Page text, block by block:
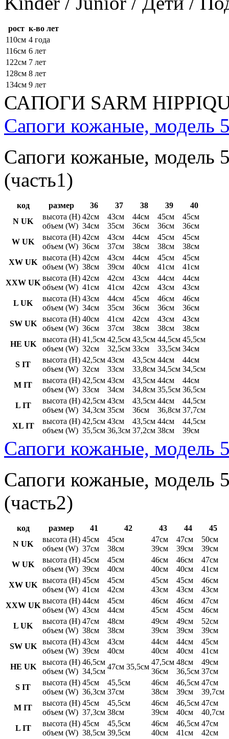
рост к-во лет
110см 4 года
116см 6 лет
122см 7 лет
128см 8 лет
134см 9 лет
САПОГИ SARM
Сапоги кожаные, модель
Сапоги кожаные, модель
(часть1)
код размер 36 37 38 39
40
N UK
высота (H)
объем (W)
42см
34см
43см
35см
44см
36см
45см
36см
45см
36см
W UK
высота (H)
объем (W)
42см
36см
43см
37см
44см
38см
45см
38см
45см
38см
XW UK
высота (H)
объем (W)
42см
38см
43см
39см
44см
40см
45см
41см
45см
41см
XXW UK
высота (H)
объем (W)
42см
41см
42см
41см
43см
42см
44см
43см
44см
43см
L UK
высота (H)
объем (W)
43см
34см
44см
35см
45см
36см
46см
36см
46см
36см
SW UK
высота (H)
объем (W)
40см
36см
41см
37см
42см
38см
43см
38см
43см
38см
HE UK
высота (H)
объем (W)
41,5см
32см
42,5см
32,5см
43,5см
33см
44,5см
33,5см
45,5см
34см
S IT
высота (H)
объем (W)
42,5см
32см
43см
33см
43,5см
33,8см
44см
34,5см
44см
34,5см
M IT
высота (H)
объем (W)
42,5см
33см
43см
34см
43,5см
34,8см
44см
35,5см
44см
36,5см
L IT
высота (H)
объем (W)
42,5см
34,3см
43см
35см
43,5см
36см
44см
36,8см
44,5см
37,7см
XL IT
высота (H)
объем (W)
42,5см
35,5см
43см
36,3см
43,5см
37,2см
44см
38см
44,5см
39см
Сапоги кожаные, модель
Сапоги кожаные, модель
(часть2)
код размер 41 42 43 44
45
N UK
высота (H)
объем (W)
45см
37см
45см
38см
47см
39см
47см
39см
50см
39см
W UK
высота (H)
объем (W)
45см
39см
45см
40см
46см
40см
46см
40см
47см
41см
XW UK
высота (H)
объем (W)
45см
41см
45см
42см
45см
43см
45см
43см
46см
43см
XXW UK
высота (H)
объем (W)
44см
43см
45см
44см
46см
45см
46см
45см
47см
46см
L UK
высота (H)
объем (W)
47см
38см
48см
38см
49см
39см
49см
39см
52см
39см
SW UK
высота (H)
объем (W)
43см
39см
43см
40см
44см
40см
44см
40см
45см
41см
HE UK
высота (H)
объем (W)
46,5см
34,5см
47см 35,5см
47,5см
36см
48см
36,5см
49см
37см
S IT
высота (H)
объем (W)
45см
36,3см
45,5см
37см
46см
38см
46,5см
39см
47см
39,7см
M IT
высота (H)
объем (W)
45см
37,3см
45,5см
38см
46см
39см
46,5см
40см
47см
40,7см
L IT
высота (H)
объем (W)
45см
38,5см
45,5см
39,5см
46см
40см
46,5см
41см
47см
42см